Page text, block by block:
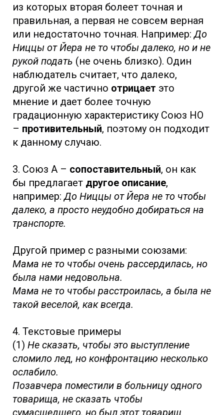
из которых вторая болеет точная и
правильная, а первая не совсем верная
или недостаточно точная. Например:До
Ниццы от Йера не то чтобы далеко, но и не
рукой подать (не очень близко). Один
наблюдатель считает, что далеко,
другой же частично отрицает это
мнение и дает более точную
градационную характеристику Союз НО
– противительный, поэтому он подходит
к данному случаю.
3. Союз А – сопоставительный, он как
бы предлагает другое описание,
например:До Ниццы от Йера не то чтобы
далеко, а просто неудобно добираться на
транспорте.
Другой пример с разными союзами:
Мама не то чтобы очень рассердилась, но
была нами недовольна.
Мама не то чтобы расстроилась, а была не
такой веселой, как всегда.
4. Текстовые примеры
(1) Не сказать, чтобы это выступление
сломило лед, но конфронтацию несколько
ослабило.
Позавчера поместили в больницу одного
товарища, не сказать чтобы
сумасшедшего, но был этот товарищ